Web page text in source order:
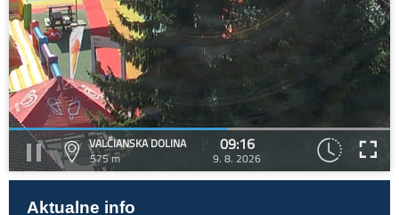
VALČIANSKA DOLINA
575 m
09:16
9. 8. 2026
Aktualne info